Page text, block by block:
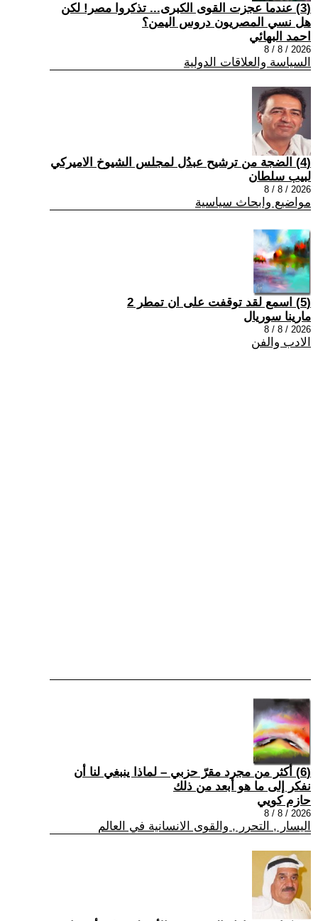
(3) عندما عجزت القوى الكبرى... تذكروا مصر! لكن
هل نسي المصريون دروس اليمن؟
احمد البهائي
2026 / 8 / 8
السياسة والعلاقات الدولية
(4) الضجة من ترشيح عبدُل لمجلس الشيوخ الاميركي
لبيب سلطان
2026 / 8 / 8
مواضيع وابحاث سياسية
(5) اسمع لقد توقفت على ان تمطر 2
مارينا سوريال
2026 / 8 / 8
الادب والفن
(6) أكثر من مجرد مقرّ حزبي – لماذا ينبغي لنا أن
نفكر إلى ما هو أبعد من ذلك
حازم كويي
2026 / 8 / 8
اليسار , التحرر , والقوى الانسانية في العالم